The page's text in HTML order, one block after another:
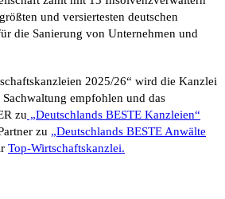
und versiertesten deutschen
die Sanierung von Unternehmen und
2025/26“ wird die Kanzlei
empfohlen und das
zu „Deutschlands BESTE Kanzleien“
zu „Deutschlands BESTE Anwälte
Top-Wirtschaftskanzlei.